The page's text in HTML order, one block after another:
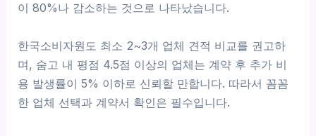
이 80%나 감소하는 것으로 나타났습니다.
한국소비자원도 최소 2~3개 업체 견적 비교를 권고하
며, 숨고 내 평점 4.5점 이상의 업체는 계약 후 추가 비
용 발생률이 5% 이하로 신뢰할 만합니다. 따라서 꼼꼼
한 업체 선택과 계약서 확인은 필수입니다.